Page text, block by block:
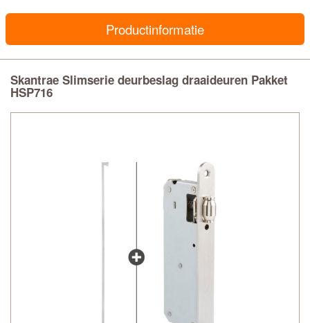
Productinformatie
Skantrae Slimserie deurbeslag draaideuren Pakket
HSP716